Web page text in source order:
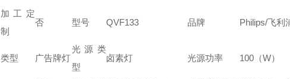
加工定
制
否 型号 QVF133 品牌 Philips/飞利
类型 广告牌灯
光源类
型
卤素灯 光源功率 100（W）